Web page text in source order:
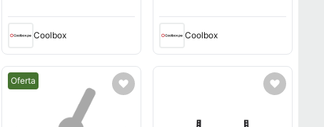
Coolbox Coolbox
Mejor precio.
Oferta